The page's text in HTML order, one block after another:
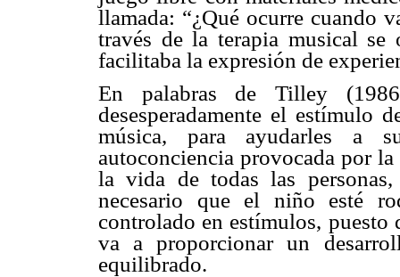
llamada: “¿Qué ocurre cuando
través de la terapia musical se
facilitaba la expresión de
En palabras de Tilley
desesperadamente el estímulo
música, para ayudarles a
autoconciencia provocada por
la vida de todas las
necesario que el niño esté
controlado en estímulos, puesto
va a proporcionar un
equilibrado.